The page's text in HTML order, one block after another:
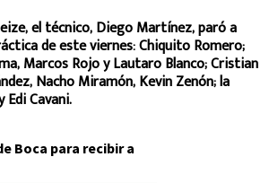
el técnico, Diego Martínez, paró a
de este viernes: Chiquito Romero;
Marcos Rojo y Lautaro Blanco; Cristian
Nacho Miramón, Kevin Zenón; la
Cavani.